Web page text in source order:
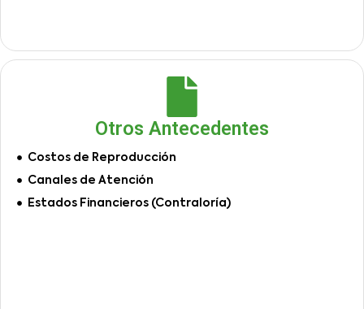
Otros Antecedentes
Costos de Reproducción
Canales de Atención
Estados Financieros (Contraloría)